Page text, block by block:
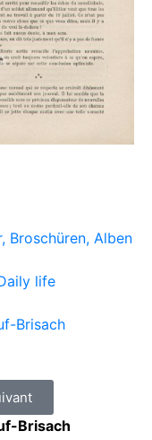
Broschüren, Alben
life
Brisach
Brisach